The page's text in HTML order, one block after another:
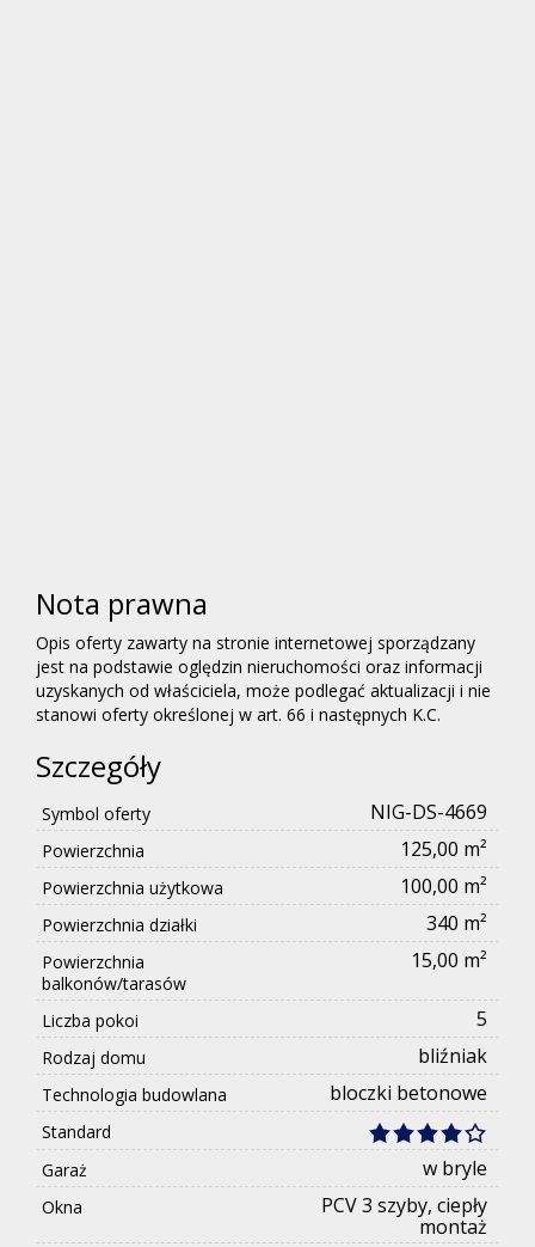
Nota prawna
Opis oferty zawarty na stronie internetowej sporządzany
jest na podstawie oględzin nieruchomości oraz informacji
uzyskanych od właściciela, może podlegać aktualizacji i nie
stanowi oferty określonej w art. 66 i następnych K.C.
Szczegóły
Symbol oferty NIG-DS-4669
Powierzchnia 125,00 m²
Powierzchnia użytkowa 100,00 m²
Powierzchnia działki 340 m²
Powierzchnia
balkonów/tarasów
15,00 m²
Liczba pokoi 5
Rodzaj domu bliźniak
Technologia budowlana bloczki betonowe
Standard
Garaż
w bryle
Okna
PCV 3 szyby, ciepły
montaż